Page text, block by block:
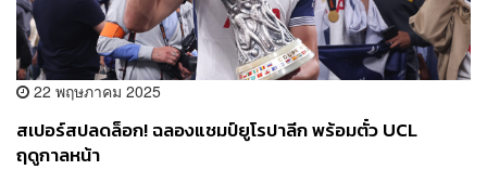
22 พฤษภาคม 2025
สเปอร์สปลดล็อก! ฉลองแชมป์ยูโรปาลีก พร้อมตั๋ว UCL
ฤดูกาลหน้า